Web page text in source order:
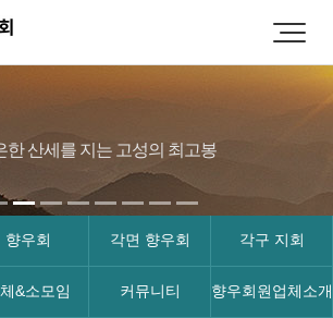
한 산세를 지는 고성의 최고봉
향우회 각면 향우회 각구 지회
&소모임 커뮤니티 향우회원업체소개